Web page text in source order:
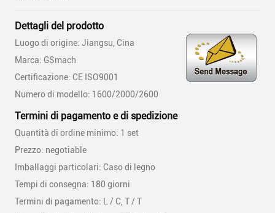
Dettagli del prodotto
Luogo di origine: Jiangsu, Cina
Marca: GSmach
Certificazione: CE ISO9001
Numero di modello: 1600/2000/2600
Termini di pagamento e di spedizione
Quantità di ordine minimo: 1 set
Prezzo: negotiable
Imballaggi particolari: Caso di legno
Tempi di consegna: 180 giorni
Termini di pagamento: L / C, T / T